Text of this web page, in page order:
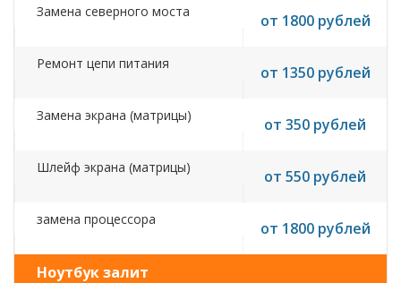
Замена северного моста от 1800 рублей
Ремонт цепи питания от 1350 рублей
Замена экрана (матрицы) от 350 рублей
Шлейф экрана (матрицы) от 550 рублей
замена процессора от 1800 рублей
Ноутбук залит